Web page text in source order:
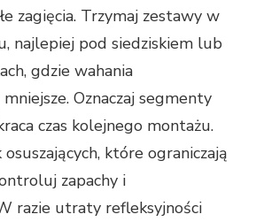
zagięcia. Trzymaj zestawy w
najlepiej pod siedziskiem lub
gdzie wahania
Oznaczaj segmenty
czas kolejnego montażu.
które ograniczają
zapachy i
razie utraty refleksyjności